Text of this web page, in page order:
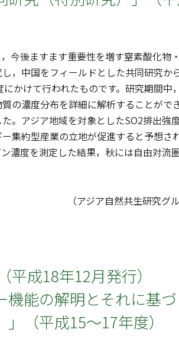
今後ますます重要性を増す窒素酸化物
，中国をフィールドとした共同研究か
かけて行われたものです。研究期間中
の濃度分布を詳細に解析することがで
。アジア地域を対象としたSO2排出強
集約型産業の立地が促進すると予想さ
濃度を測定した結果，秋には自由対流
（アジア自然共生研究グ
成18年12月発行）
機能の解明とそれに基
（平成15～17年度）